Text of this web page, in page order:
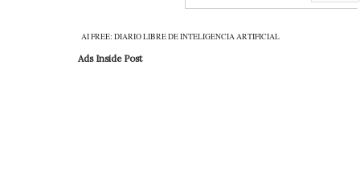
AI FREE: DIARIO LIBRE DE INTELIGENCIA ARTIFICIAL
Ads Inside Post